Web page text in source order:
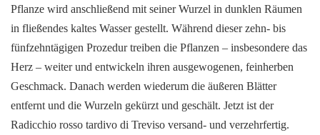
Pflanze wird anschließend mit seiner Wurzel in dunklen Räumen
in fließendes kaltes Wasser gestellt. Während dieser zehn- bis
fünfzehntägigen Prozedur treiben die Pflanzen – insbesondere das
Herz – weiter und entwickeln ihren ausgewogenen, feinherben
Geschmack. Danach werden wiederum die äußeren Blätter
entfernt und die Wurzeln gekürzt und geschält. Jetzt ist der
Radicchio rosso tardivo di Treviso versand- und verzehrfertig.